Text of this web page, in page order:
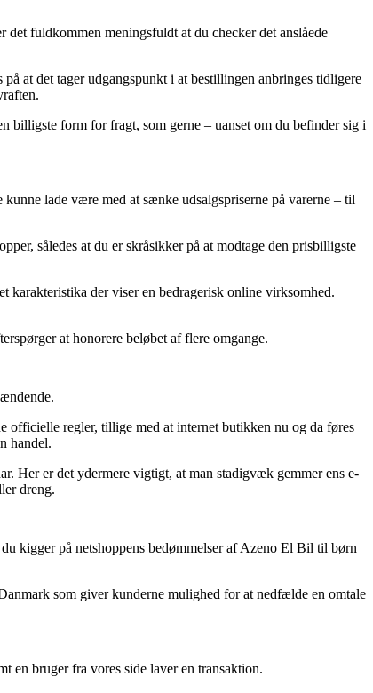
fuldkommen meningsfuldt at du checker det anslåede
at det tager udgangspunkt i at bestillingen anbringes tidligere
billigste form for fragt, som gerne – uanset om du befinder sig i
lade være med at sænke udsalgspriserne på varerne – til
således at du er skråsikker på at modtage den prisbilligste
der viser en bedragerisk online virksomhed.
at honorere beløbet af flere omgange.
officielle regler, tillige med at internet butikken nu og da føres
handel.
Her er det ydermere vigtigt, at man stadigvæk gemmer ens e-
dreng.
kigger på netshoppens bedømmelser af Azeno El Bil til børn
som giver kunderne mulighed for at nedfælde en omtale
en bruger fra vores side laver en transaktion.